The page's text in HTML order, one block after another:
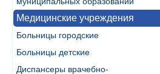
Медицинские учреждения
Больницы городские
Больницы детские
Диспансеры врачебно-